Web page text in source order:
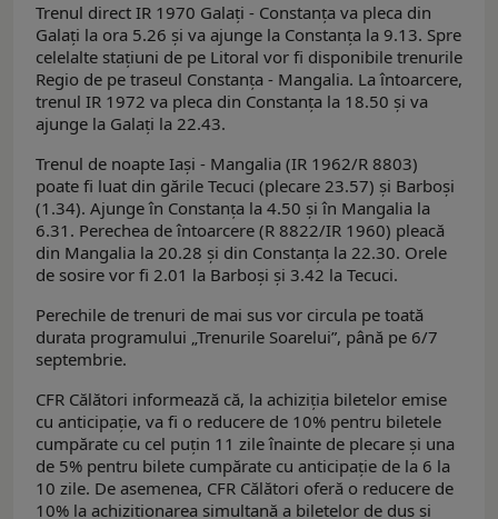
Trenul direct IR 1970 Galați - Constanța va pleca din
Galați la ora 5.26 și va ajunge la Constanța la 9.13. Spre
celelalte stațiuni de pe Litoral vor fi disponibile trenurile
Regio de pe traseul Constanța - Mangalia. La întoarcere,
trenul IR 1972 va pleca din Constanța la 18.50 și va
ajunge la Galați la 22.43.
Trenul de noapte Iași - Mangalia (IR 1962/R 8803)
poate fi luat din gările Tecuci (plecare 23.57) și Barboși
(1.34). Ajunge în Constanța la 4.50 și în Mangalia la
6.31. Perechea de întoarcere (R 8822/IR 1960) pleacă
din Mangalia la 20.28 și din Constanța la 22.30. Orele
de sosire vor fi 2.01 la Barboși și 3.42 la Tecuci.
Perechile de trenuri de mai sus vor circula pe toată
durata programului „Trenurile Soarelui”, până pe 6/7
septembrie.
CFR Călători informează că, la achiziția biletelor emise
cu anticipație, va fi o reducere de 10% pentru biletele
cumpărate cu cel puțin 11 zile înainte de plecare și una
de 5% pentru bilete cumpărate cu anticipație de la 6 la
10 zile. De asemenea, CFR Călători oferă o reducere de
10% la achiziționarea simultană a biletelor de dus și